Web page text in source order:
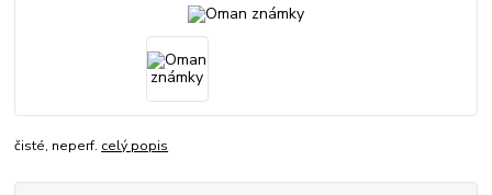
čisté, neperf. celý popis